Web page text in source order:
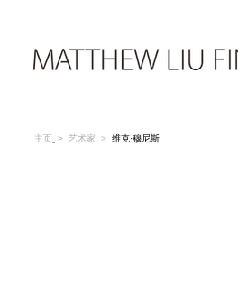
主页 > 艺术家 > 维克·穆尼斯